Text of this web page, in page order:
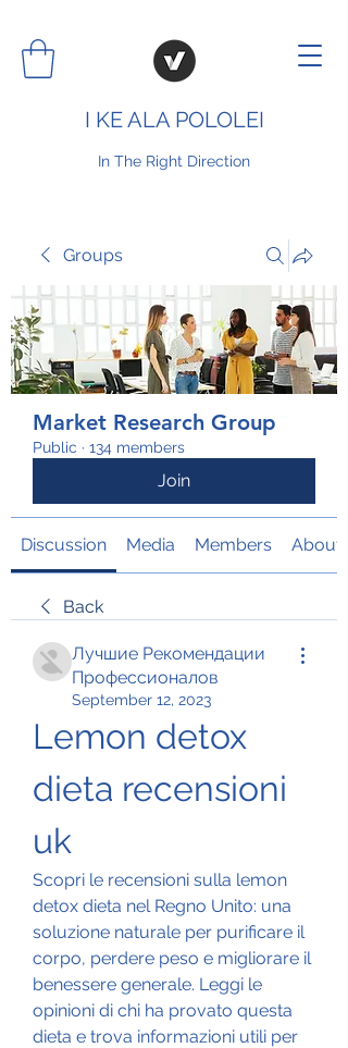
I KE ALA POLOLEI
In The Right Direction
Groups
Market Research Group
Public · 134 members
Join
Discussion Media Members About
Back
Лучшие Рекомендации
Профессионалов
September 12, 2023
Lemon detox
dieta recensioni
uk
Scopri le recensioni sulla lemon
detox dieta nel Regno Unito: una
soluzione naturale per purificare il
corpo, perdere peso e migliorare il
benessere generale. Leggi le
opinioni di chi ha provato questa
dieta e trova informazioni utili per